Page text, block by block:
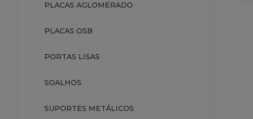
PLACAS AGLOMERADO
PLACAS OSB
PORTAS LISAS
SOALHOS
SUPORTES METÁLICOS